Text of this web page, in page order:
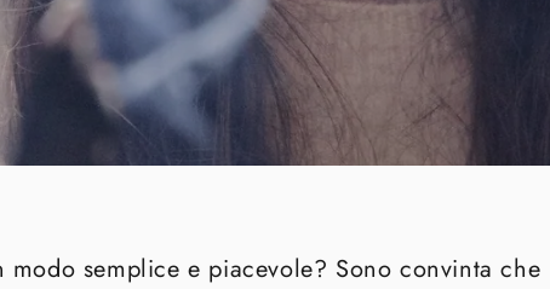
semplice e piacevole? Sono convinta che